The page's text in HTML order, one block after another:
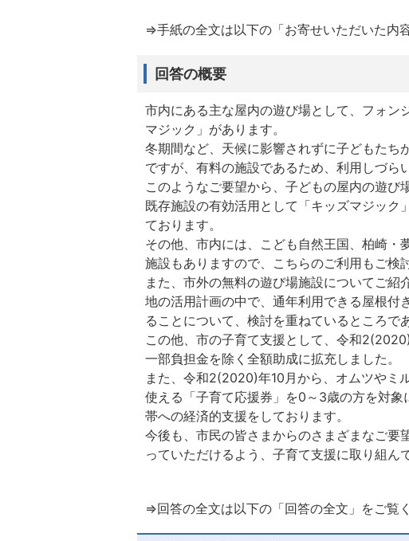
⇒手紙の全文は以下の「お寄せいただいた内
回答の概要
市内にある主な屋内の遊び場として、フォン
マジック」があります。
冬期間など、天候に影響されずに子どもたち
ですが、有料の施設であるため、利用しづら
このようなご要望から、子どもの屋内の遊
既存施設の有効活用として「キッズマジッ
ております。
その他、市内には、こども自然王国、柏崎・
施設もありますので、こちらのご利用もご検
また、市外の無料の遊び場施設についてご
地の活用計画の中で、通年利用できる屋根付
ることについて、検討を重ねているところで
この他、市の子育て支援として、令和
一部負担金を除く全額助成に拡充しました。
また、令和2(2020)年10月から、オムツやミ
使える「子育て応援券」を0～3歳の方を対
帯への経済的支援をしております。
今後も、市民の皆さまからのさまざまなご要
っていただけるよう、子育て支援に取り組ん
⇒回答の全文は以下の「回答の全文」をご覧く